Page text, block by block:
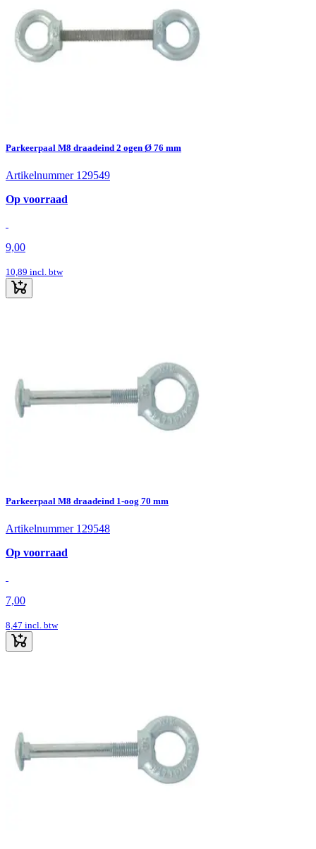
Parkeerpaal M8 draadeind 2 ogen Ø 76 mm
Artikelnummer 129549
Op voorraad
9,00
10,89 incl. btw
Parkeerpaal M8 draadeind 1-oog 70 mm
Artikelnummer 129548
Op voorraad
7,00
8,47 incl. btw